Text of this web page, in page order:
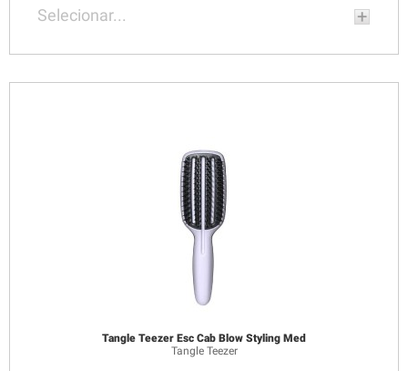
Selecionar...
Tangle Teezer Esc Cab Blow Styling Med
Tangle Teezer